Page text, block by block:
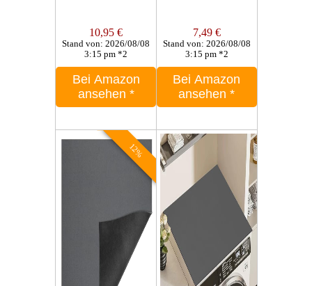
10,95 €
Stand von: 2026/08/08
3:15 pm *2
Bei Amazon
ansehen *
7,49 €
Stand von: 2026/08/08
3:15 pm *2
Bei Amazon
ansehen*
12%